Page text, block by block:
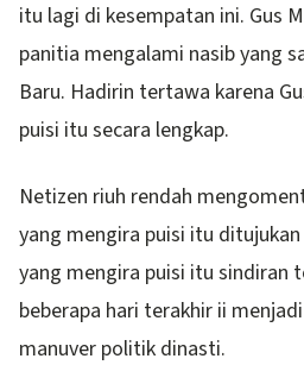
itu lagi di kesempatan ini. Gus
panitia mengalami nasib yang
Baru. Hadirin tertawa karena
puisi itu secara lengkap.
Netizen riuh rendah
yang mengira puisi itu
yang mengira puisi itu sindiran
beberapa hari terakhir ii
manuver politik dinasti.